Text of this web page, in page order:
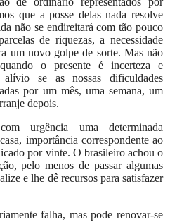
que a posse delas nada resolve
não se endireitará com tão pouco
de riquezas, a necessidade
um novo golpe de sorte. Mas não
o presente é incerteza e
alívio se as nossas dificuldades
por um mês, uma semana, um
depois.
urgência uma determinada
importância correspondente ao
por vinte. O brasileiro achou o
pelo menos de passar algumas
e lhe dê recursos para satisfazer
falha, mas pode renovar-se